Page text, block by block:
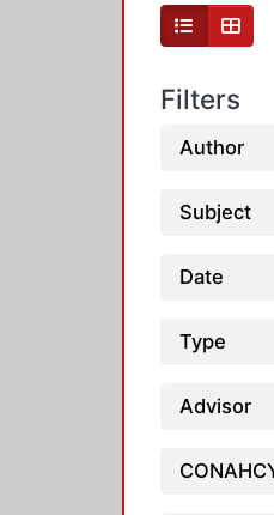
Filters
Author
Subject
Date
Type
Advisor